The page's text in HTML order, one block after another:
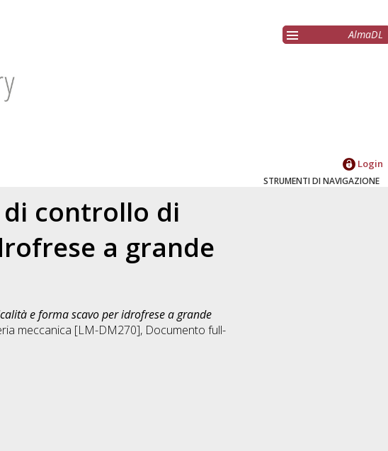
AlmaDL
Login
STRUMENTI DI NAVIGAZIONE
controllo di
a grande
e forma scavo per idrofrese a grande
meccanica [LM-DM270], Documento full-